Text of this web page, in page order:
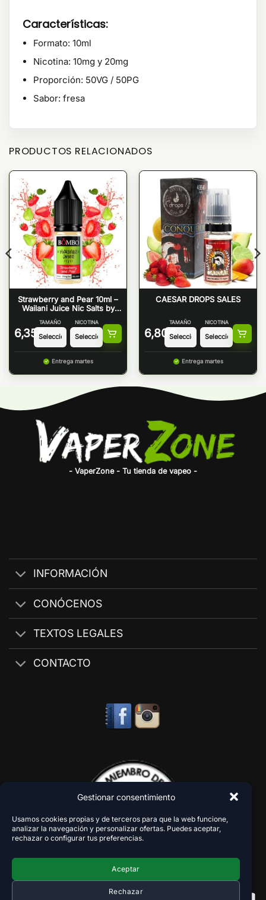
Gestionar consentimiento
Usamos cookies propias y de terceros para que la web funcione,
analizar la navegación y personalizar ofertas. Puedes aceptar,
rechazar o configurar tus preferencias.
Aceptar
Rechazar
Características:
Formato: 10ml
Nicotina: 10mg y 20mg
Proporción: 50VG / 50PG
Sabor: fresa
PRODUCTOS RELACIONADOS
Strawberry and Pear 10ml –
Wailani Juice Nic Salts by
Bombo
6,35 €
TAMAÑO NICOTINA
Entrega martes
CAESAR DROPS SALES
6,80 €
TAMAÑO NICOTINA
Entrega martes
- VaperZone - Tu tienda de vapeo -
INFORMACIÓN
CONÓCENOS
TEXTOS LEGALES
CONTACTO